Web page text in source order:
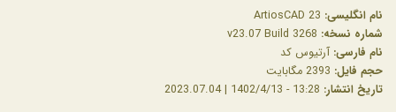
نام انگلیسی:
شماره نسخه:
نام فارسی: آرتیوس کد
حجم فایل:
تاریخ انتشار: